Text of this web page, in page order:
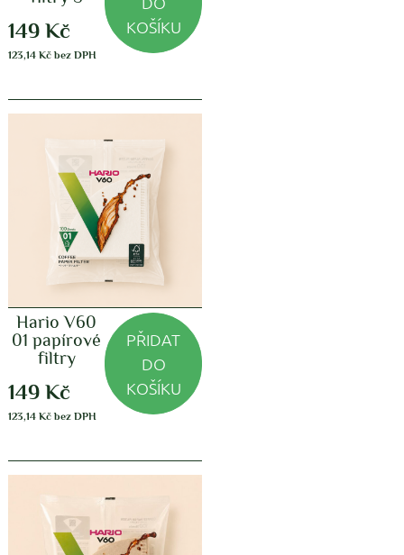
149 Kč
123,14 Kčbez DPH
KOŠÍKU
Hario V60
01 papírové
filtry
149 Kč
123,14 Kčbez DPH
PŘIDAT
DO
KOŠÍKU